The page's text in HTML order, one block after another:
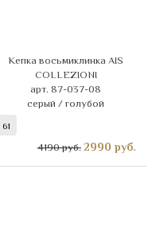
Кепка восьмиклинка AIS
COLLEZIONI
арт. 87-037-08
серый / голубой
61
4190 руб. 2990 руб.